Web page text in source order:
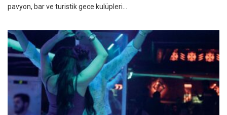
pavyon, bar ve turistik gece kulüpleri…